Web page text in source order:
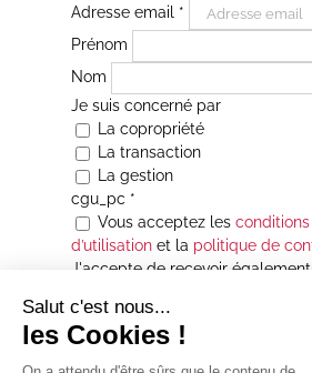
Adresse email *
Prénom
Nom
Je suis concerné par
La copropriété
La transaction
La gestion
cgu_pc *
Vous acceptez les
d’utilisationet la politique de
J'accepte de recevoir
Je souhaite être informé(e)
actualités immobilières des
Maison Atrium Gestion. À tout
pourrez utiliser le lien de